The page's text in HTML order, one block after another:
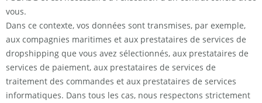
vous.
Dans ce contexte, vos données sont transmises, par exemple,
aux compagnies maritimes et aux prestataires de services de
dropshipping que vous avez sélectionnés, aux prestataires de
services de paiement, aux prestataires de services de
traitement des commandes et aux prestataires de services
informatiques. Dans tous les cas, nous respectons strictement